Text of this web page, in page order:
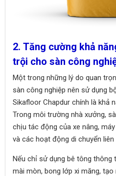
2. Tăng cường khả
trội cho sàn công
Một trong những lý do quan
sàn công nghiệp nên sử dụng
Sikafloor Chapdur chính là khả
Trong môi trường nhà xưởng,
chịu tác động của xe nâng,
và các hoạt động di chuyển liên
Nếu chỉ sử dụng bê tông thông
mài mòn, bong lớp xi măng,